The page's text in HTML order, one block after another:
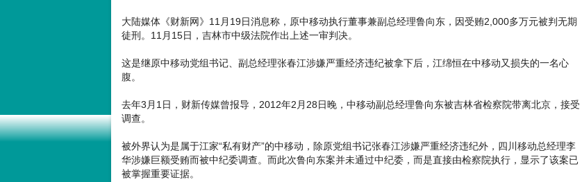
大陆媒体《财新网》11月19日消息称，原中移动执行董事兼副总经理鲁向东，因受贿2,000多万元被判无期
徒刑。11月15日，吉林市中级法院作出上述一审判决。
这是继原中移动党组书记、副总经理张春江涉嫌严重经济违纪被拿下后，江绵恒在中移动又损失的一名心
腹。
去年3月1日，财新传媒曾报导，2012年2月28日晚，中移动副总经理鲁向东被吉林省检察院带离北京，接受
调查。
被外界认为是属于江家“私有财产”的中移动，除原党组书记张春江涉嫌严重经济违纪外，四川移动总经理李
华涉嫌巨额受贿而被中纪委调查。而此次鲁向东案并未通过中纪委，而是直接由检察院执行，显示了该案已
被掌握重要证据。